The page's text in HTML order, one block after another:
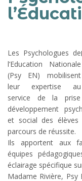
Les Psychologues de
l’Education Nationale
(Psy EN) mobilisent
leur expertise au
service de la
développement
et social des
parcours de réussite.
Ils apportent aux
équipes
éclairage spécifique
Madame Rivière, Psy